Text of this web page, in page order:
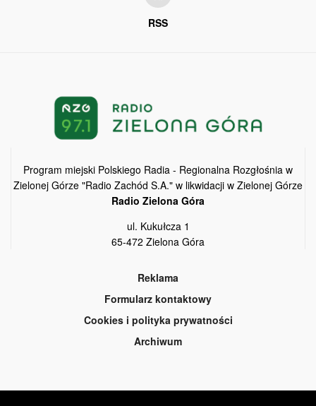
RSS
Program miejski Polskiego Radia - Regionalna Rozgłośnia w
Zielonej Górze "Radio Zachód S.A." w likwidacji w Zielonej Górze
Radio Zielona Góra
ul. Kukułcza 1
65-472 Zielona Góra
Reklama
Formularz kontaktowy
Cookies i polityka prywatności
Archiwum